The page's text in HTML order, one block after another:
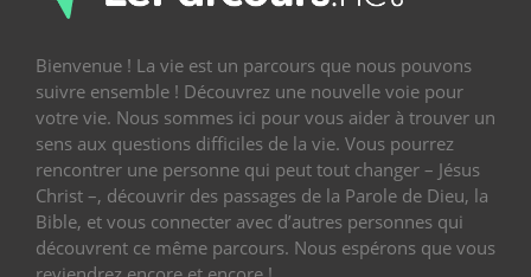
Bienvenue ! La vie est un parcours que nous pouvons
suivre ensemble ! Découvrez une nouvelle voie pour
votre vie. Nous sommes ici pour vous aider à trouver un
sens aux questions difficiles de la vie. Vous pourrez
rencontrer une personne qui peut tout changer – Jésus
Christ –, découvrir des passages de la Parole de Dieu, la
Bible, et vous connecter avec d’autres personnes qui
découvrent ce même parcours. Nous espérons que vous